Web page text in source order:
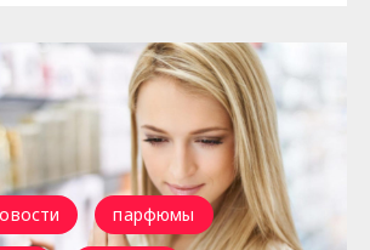
парфюмы